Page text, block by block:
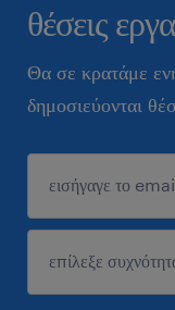
θέσεις
Θα σε κρατάμε
δημοσιεύονται